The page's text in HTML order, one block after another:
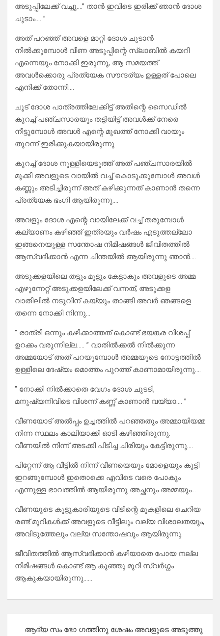
അടുപ്പിലേക്ക് വച്ചു….” താൻ ഇവിടെ ഇരിക്ക് ഞാൻ ദോശ
ചുടാം…. ”
അത് പറഞ്ഞ് അവളെ മാറ്റി ദോശ ചുടാൻ
നിൽക്കുമ്പോൾ വീണ അടുപ്പിന്റെ സ്ലാബിൽ കയറി
എന്നെയും നോക്കി ഇരുന്നു, ആ സമയത്ത്
അവൾക്കൊരു പ്രത്യേക സൗന്ദര്യം ഉള്ളത് പോലെ
എനിക്ക് തോന്നി….
ചൂട് ദോശ പാത്രത്തിലേക്കിട്ട് അതിന്റെ സൈഡിൽ
കുറച്ച് പഞ്ചസാരയും തട്ടിയിട്ട് അവൾക്ക് നേരെ
നീട്ടുമ്പോൾ അവൾ എന്റെ മുഖത്ത് നോക്കി വായും
തുറന്ന് ഇരിക്കുകയായിരുന്നു.
കുറച്ച് ദോശ നുള്ളിയെടുത്ത് അത് പഞ്ചസാരയിൽ
മുക്കി അവളുടെ വായിൽ വച്ച് കൊടുക്കുമ്പോൾ അവൾ
കണ്ണും അടിച്ചിരുന്ന് അത് കഴിക്കുന്നത് കാണാൻ തന്നെ
പ്രത്യേക ഭംഗി ആയിരുന്നു….
അവളും ദോശ എന്റെ വായിലേക്ക് വച്ച് തരുമ്പോൾ
കല്യാണം കഴിഞ്ഞ് ഇത്രയും വർഷം എടുത്തല്ലോ
ഇങ്ങനെയുള്ള സന്തോഷ നിമിഷങ്ങൾ ജീവിതത്തിൽ
ആസ്വദിക്കാൻ എന്ന ചിന്തയിൽ ആയിരുന്നു ഞാൻ….
അടുക്കളയിലെ തട്ടും മുട്ടും കേട്ടാകും അവളുടെ അമ്മ
എഴുന്നേറ്റ് അടുക്കളയിലേക്ക് വന്നത്, അടുക്കള
വാതിലിൽ നടുവിന് കയ്യും താങ്ങി അവർ ഞങ്ങളെ
തന്നെ നോക്കി നിന്നു…
” രാത്രി ഒന്നും കഴിക്കാത്തത് കൊണ്ട് ഭയങ്കര വിശപ്പ്
ഉറക്കം വരുന്നില്ല….. ” വാതിൽക്കൽ നിൽക്കുന്ന
അമ്മയോട് അത് പറയുമ്പോൾ അമ്മയുടെ നോട്ടത്തിൽ
ഉള്ളിലെ ദേഷ്യം മൊത്തം പുറത്ത് കാണാമായിരുന്നു….
” നോക്കി നിൽക്കാതെ വേഗം ദോശ ചുടടി,
മനുഷ്യനിവിടെ വിശന്ന് കണ്ണ് കാണാൻ വയ്യാ…. ”
വീണയോട് അൽപ്പം ഉച്ചത്തിൽ പറഞ്ഞതും അമ്മായിയമ്മ
നിന്ന സ്ഥലം കാലിയാക്കി ഓടി കഴിഞ്ഞിരുന്നു.
വീണയിൽ നിന്ന് അടക്കി പിടിച്ച ചിരിയും കേട്ടിരുന്നു….
പിറ്റേന്ന് ആ വീട്ടിൽ നിന്ന് വീണയെയും മോളെയും കൂട്ടി
ഇറങ്ങുമ്പോൾ ഇതൊക്കെ എവിടെ വരെ പോകും
എന്നുള്ള ഭാവത്തിൽ ആയിരുന്നു അച്ഛനും അമ്മയും…
വീണയുടെ കൂട്ടുകാരിയുടെ വീടിന്റെ മുകളിലെ ചെറിയ
രണ്ട് മുറികൾക്ക് അവളുടെ വീട്ടിലും വല്യ വിശാലതയും,
അവിടുത്തേലും വല്യ സന്തോഷവും ആയിരുന്നു.
ജീവിതത്തിൽ ആസ്വദിക്കാൻ കഴിയാതെ പോയ നല്ല
നിമിഷങ്ങൾ കൊണ്ട് ആ കുഞ്ഞു മുറി സ്വർഗ്ഗം
ആകുകയായിരുന്നു……
ആദ്യ സം ഭോ ഗത്തിനു ശേഷം അവളുടെ അടുത്തു